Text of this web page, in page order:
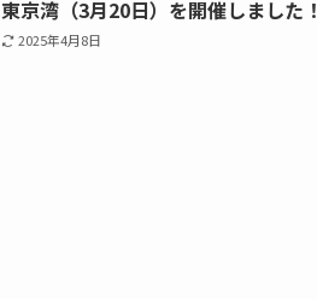
東京湾（3月20日）を開催しました！
2025年4月8日